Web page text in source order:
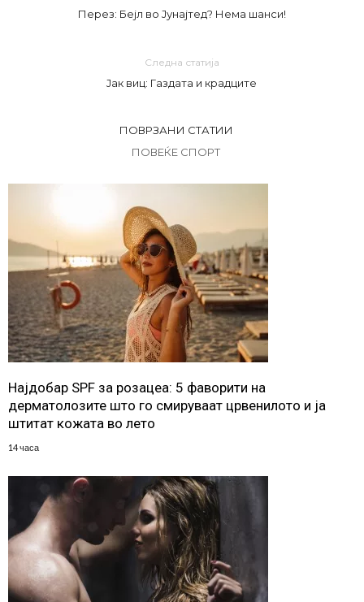
Перез: Бејл во Јунајтед? Нема шанси!
Следна статија
Јак виц: Газдата и крадците
ПОВРЗАНИ СТАТИИ
ПОВЕЌЕ СПОРТ
Најдобар SPF за розацеа: 5 фаворити на
дерматолозите што го смируваат црвенилото и ја
штитат кожата во лето
14 часа